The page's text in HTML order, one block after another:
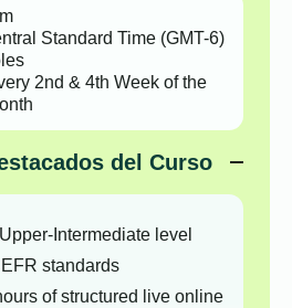
Standard Time (GMT-6)
2nd & 4th Week of the
del Curso
Intermediate level
standards
of structured live online